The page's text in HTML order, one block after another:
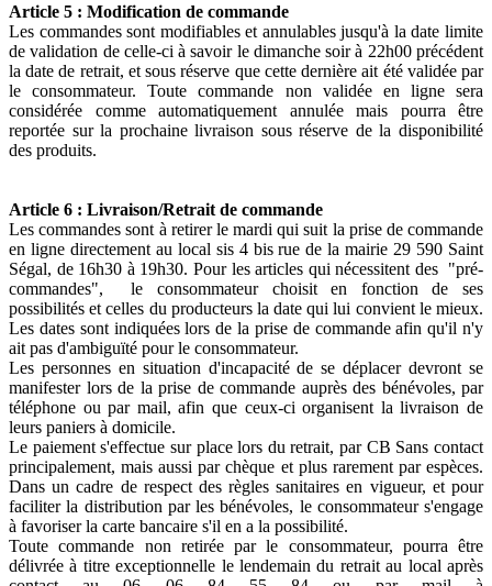
Article 5 : Modification de commande
Les commandes sont modifiables et annulables jusqu'à la date limite
de validation de celle-ci à savoir le dimanche soir à 22h00 précédent
la date de retrait, et sous réserve que cette dernière ait été validée par
le consommateur. Toute commande non validée en ligne sera
considérée comme automatiquement annulée mais pourra être
reportée sur la prochaine livraison sous réserve de la disponibilité
des produits.
Article 6 : Livraison/Retrait de commande
Les commandes sont à retirer le mardi qui suit la prise de commande
en ligne directement au local sis 4 bis rue de la mairie 29 590 Saint
Ségal, de 16h30 à 19h30. Pour les articles qui nécessitent des "pré-
commandes", le consommateur choisit en fonction de ses
possibilités et celles du producteurs la date qui lui convient le mieux.
Les dates sont indiquées lors de la prise de commande afin qu'il n'y
ait pas d'ambiguïté pour le consommateur.
Les personnes en situation d'incapacité de se déplacer devront se
manifester lors de la prise de commande auprès des bénévoles, par
téléphone ou par mail, afin que ceux-ci organisent la livraison de
leurs paniers à domicile.
Le paiement s'effectue sur place lors du retrait, par CB Sans contact
principalement, mais aussi par chèque et plus rarement par espèces.
Dans un cadre de respect des règles sanitaires en vigueur, et pour
faciliter la distribution par les bénévoles, le consommateur s'engage
à favoriser la carte bancaire s'il en a la possibilité.
Toute commande non retirée par le consommateur, pourra être
délivrée à titre exceptionnelle le lendemain du retrait au local après